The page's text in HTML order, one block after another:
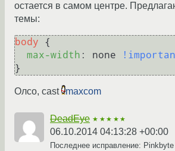
остается в самом центре.
темы:
body {
max-width : none
Олсо, cast maxcom
DeadEye ★★★★★
06.10.2014 04:13:28 +00:00
Последнее исправление: Pinkbyte